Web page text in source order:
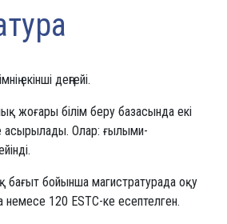
екінші деңгейі.
жоғары білім беру базасында екі
асырылады. Олар: ғылыми-
бағыт бойынша магистратурада оқу
120 ESTC-ке есептелген.